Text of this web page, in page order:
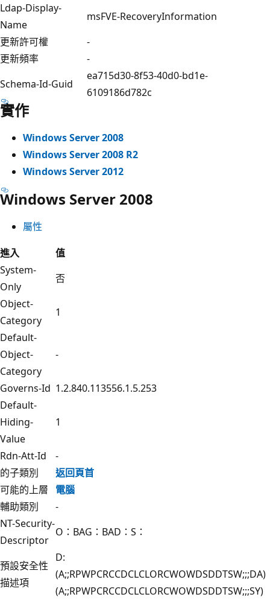
Ldap-Display-
Name
msFVE-RecoveryInformation
更新許可權
-
更新頻率
-
Schema-Id-Guid
ea715d30-8f53-40d0-bd1e-
6109186d782c
實作
Windows Server 2008
Windows Server 2008 R2
Windows Server 2012
Windows Server 2008
屬性
進入
值
System-
Only
否
Object-
Category
1
Default-
Object-
Category
-
Governs-Id 1.2.840.113556.1.5.253
Default-
Hiding-
Value
1
Rdn-Att-Id
-
的子類別
返回頁首
可能的上層
電腦
輔助類別
-
NT-Security-
Descriptor
O：BAG：BAD：S：
預設安全性
描述項
D:
(A;;RPWPCRCCDCLCLORCWOWDSDDTSW;;;DA)
(A;;RPWPCRCCDCLCLORCWOWDSDDTSW;;;SY)